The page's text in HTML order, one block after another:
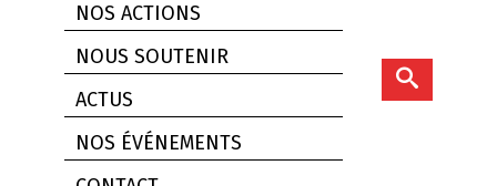
NOS ACTIONS
NOUS SOUTENIR
ACTUS
NOS ÉVÉNEMENTS